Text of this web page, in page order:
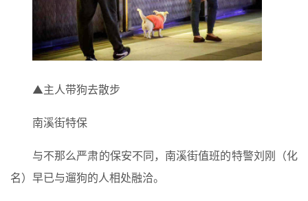
▲主人带狗去散步
南溪街特保
与不那么严肃的保安不同，南溪街值班的特警刘刚（化
名）早已与遛狗的人相处融洽。